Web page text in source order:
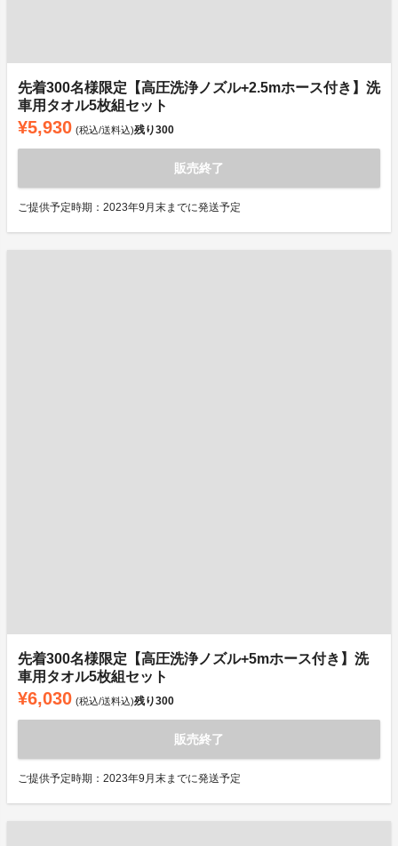
先着300名様限定【高圧洗浄ノズル+2.5mホース付き】洗
車用タオル5枚組セット
¥5,930 (税込/送料込)残り300
販売終了
ご提供予定時期：2023年9月末までに発送予定
先着300名様限定【高圧洗浄ノズル+5mホース付き】洗
車用タオル5枚組セット
¥6,030 (税込/送料込)残り300
販売終了
ご提供予定時期：2023年9月末までに発送予定